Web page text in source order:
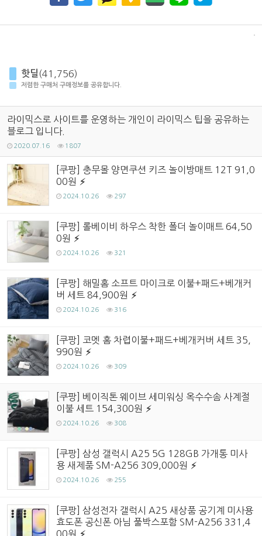
핫딜 (41,756)
저렴한 구매처 구매정보를 공유합니다.
라이믹스로 사이트를 운영하는 개인이 라이믹스 팁을 공유하는
블로그 입니다.
2020.07.16 1807
[쿠팡] 충무몰 양면쿠션 키즈 놀이방매트 12T 91,0
00원
2024.10.26 297
[쿠팡] 롤베이비 하우스 착한 폴더 놀이매트 64,50
0원
2024.10.26 321
[쿠팡] 해밀홈 소프트 마이크로 이불+패드+베개커
버 세트 84,900원
2024.10.26 316
[쿠팡] 코멧 홈 차렵이불+패드+베개커버 세트 35,
990원
2024.10.26 309
[쿠팡] 베이직톤 웨이브 세미워싱 옥수수솜 사계절
이불 세트 154,300원
2024.10.26 308
[쿠팡] 삼성 갤럭시 A25 5G 128GB 가개통 미사
용 새제품 SM-A256 309,000원
2024.10.26 255
[쿠팡] 삼성전자 갤럭시 A25 새상품 공기계 미사용
효도폰 공신폰 아님 풀박스포함 SM-A256 331,4
00원